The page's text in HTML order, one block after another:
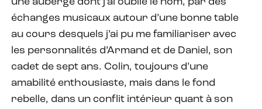
échanges musicaux autour d’une bonne table
au cours desquels j’ai pu me familiariser avec
les personnalités d’Armand et de Daniel, son
cadet de sept ans. Colin, toujours d’une
amabilité enthousiaste, mais dans le fond
rebelle, dans un conflit intérieur quant à son